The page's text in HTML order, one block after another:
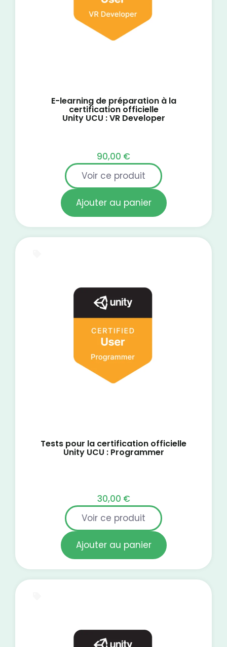
E-learning de préparation à la
certification officielle
Unity UCU : VR Developer
90,00 €
Voir ce produit
Ajouter au panier
Tests pour la certification officielle
Unity UCU : Programmer
30,00 €
Voir ce produit
Ajouter au panier